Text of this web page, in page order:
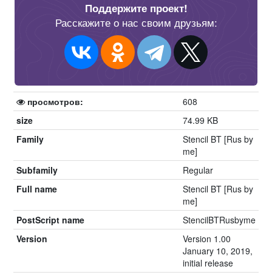
Поддержите проект!
Расскажите о нас своим друзьям:
просмотров:
608
size
74.99 KB
Family
Stencil BT [Rus by
me]
Subfamily
Regular
Full name
Stencil BT [Rus by
me]
PostScript name
StencilBTRusbyme
Version
Version 1.00
January 10, 2019,
initial release